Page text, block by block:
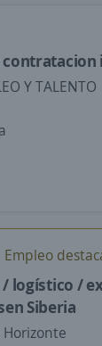
Y TALENTO
Empleo
logístico /
Siberia
Horizonte